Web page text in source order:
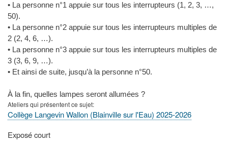
• La personne n°1 appuie sur tous les interrupteurs (1, 2, 3, …,
50).
• La personne n°2 appuie sur tous les interrupteurs multiples de
2 (2, 4, 6, …).
• La personne n°3 appuie sur tous les interrupteurs multiples de
3 (3, 6, 9, …).
• Et ainsi de suite, jusqu’à la personne n°50.
À la fin, quelles lampes seront allumées ?
Ateliers qui présentent ce sujet
Collège Langevin Wallon (Blainville sur l'Eau) 2025-2026
Type
Exposé court